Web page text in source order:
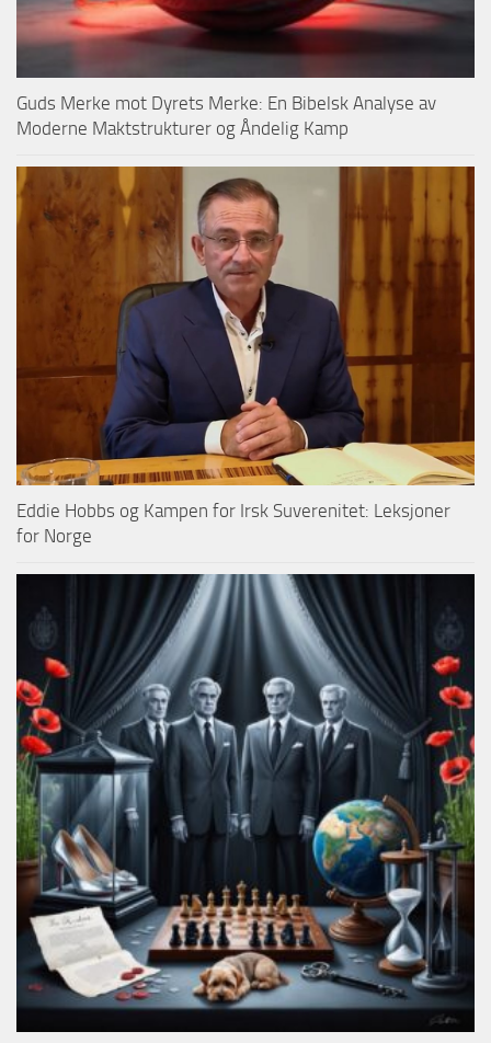
Guds Merke mot Dyrets Merke: En Bibelsk Analyse av
Moderne Maktstrukturer og Åndelig Kamp
Eddie Hobbs og Kampen for Irsk Suverenitet: Leksjoner
for Norge